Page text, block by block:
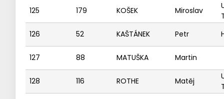
125
179 KOŠEK Miroslav
126
52 KAŠTÁNEK Petr
127 88 MATUŠKA Martin
128 116 ROTHE Matěj